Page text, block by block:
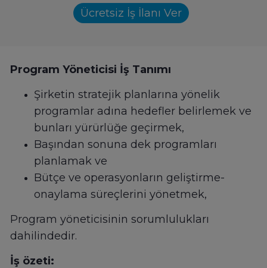
Ücretsiz İş İlanı Ver
Program Yöneticisi İş Tanımı
Şirketin stratejik planlarına yönelik
programlar adına hedefler belirlemek ve
bunları yürürlüğe geçirmek,
Başından sonuna dek programları
planlamak ve
Bütçe ve operasyonların geliştirme-
onaylama süreçlerini yönetmek,
Program yöneticisinin sorumlulukları
dahilindedir.
İş özeti: